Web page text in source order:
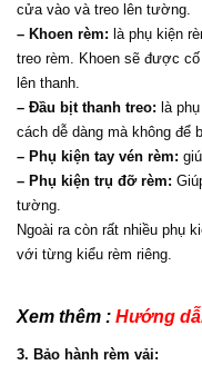
cửa vào và treo lên tường.
– Khoen rèm: là phụ kiện
treo rèm. Khoen sẽ được
lên thanh.
– Đầu bịt thanh treo: là
cách dễ dàng mà không để
– Phụ kiện tay vén rèm:
– Phụ kiện trụ đỡ rèm:
tường.
Ngoài ra còn rất nhiều phụ
với từng kiểu rèm riêng.
Xem thêm : Hướng
3. Bảo hành rèm vải: